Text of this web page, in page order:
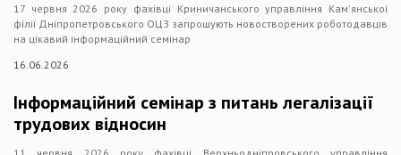
17 червня 2026 року фахівці Криничанського управління Кам'янської
філії Дніпропетровського ОЦЗ запрошують новостворених роботодавців
на цікавий інформаційний семінар
16.06.2026
Інформаційний семінар з питань легалізації
трудових відносин
11 червня 2026 року фахівці Верхньодніпровського управління